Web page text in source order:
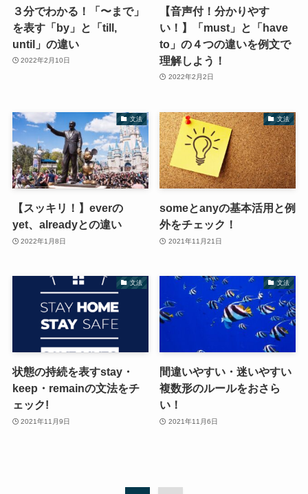
３分でわかる！「〜まで」
を表す「by」と「till,
until」の違い
2022年2月10日
【音声付！分かりやす
い！】「must」と「have
to」の４つの違いを例文で
理解しよう！
2022年2月2日
文法
【スッキリ！】everの
yet、alreadyとの違い
2022年1月8日
文法
someとanyの基本活用と例
外をチェック！
2021年11月21日
文法
状態の持続を表すstay・
keep・remainの文法をチ
ェック!
2021年11月9日
文法
間違いやすい・迷いやすい
複数形のルールをおさら
い！
2021年11月6日